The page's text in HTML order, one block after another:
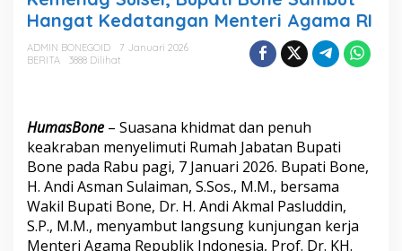
p
a
e
a
d
i
T
u
Hangat Kedatangan Menteri Agama RI
ADMIN BONEGOID
7 Januari 2026
BERITA
3888 Dilihat
HumasBone – Suasana khidmat dan penuh
keakraban menyelimuti Rumah Jabatan Bupati
Bone pada Rabu pagi, 7 Januari 2026. Bupati Bone,
H. Andi Asman Sulaiman, S.Sos., M.M., bersama
Wakil Bupati Bone, Dr. H. Andi Akmal Pasluddin,
S.P., M.M., menyambut langsung kunjungan kerja
Menteri Agama Republik Indonesia, Prof. Dr. KH.